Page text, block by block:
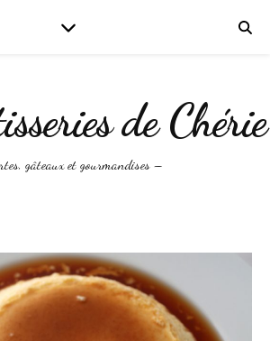
gâteaux et gourmandises –